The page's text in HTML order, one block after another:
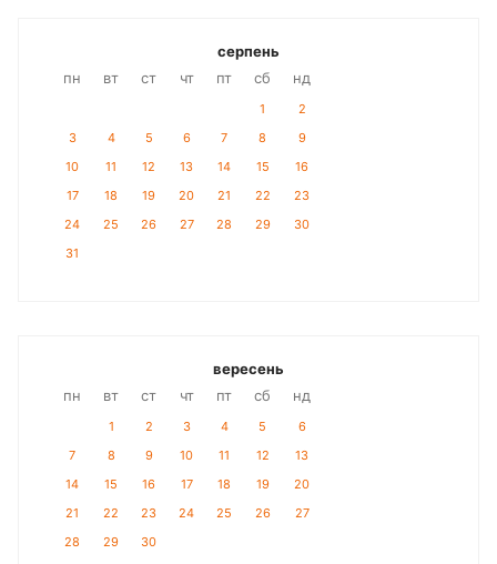
серпень
пн
вт ст чт пт сб нд
1
2
3
4 5 6 7 8
9
10
11 12 13 14 15
16
17
18 19 20 21 22
23
24
25 26 27 28 29
30
31
вересень
пн
вт ст чт пт сб нд
1 2 3 4 5
6
7
8 9 10 11 12
13
14
15 16 17 18 19
20
21
22 23 24 25 26
27
28
29 30